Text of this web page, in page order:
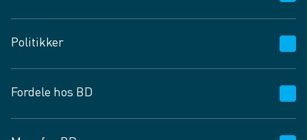
Vagttelefon 30 10 89 89
Spørgsmål og svar
Job og karriere
Fødevarekontrolrapport
Politikker
Privatlivspolitik
Cookies
Fordele hos BD